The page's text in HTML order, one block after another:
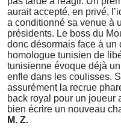
aurait accepté, en privé,
a conditionné sa venue à
présidents. Le boss du
donc désormais face à un
homologue tunisien de
tunisienne évoque déjà
enfle dans les coulisses.
assurément la recrue
back royal pour un joueur
bien écrire un nouveau
M. Z.